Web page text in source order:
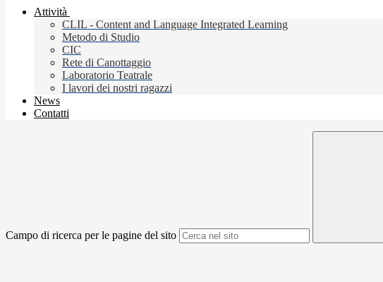
Attività
CLIL - Content and Language Integrated Learning
Metodo di Studio
CIC
Rete di Canottaggio
Laboratorio Teatrale
I lavori dei nostri ragazzi
News
Contatti
Campo di ricerca per le pagine del sito